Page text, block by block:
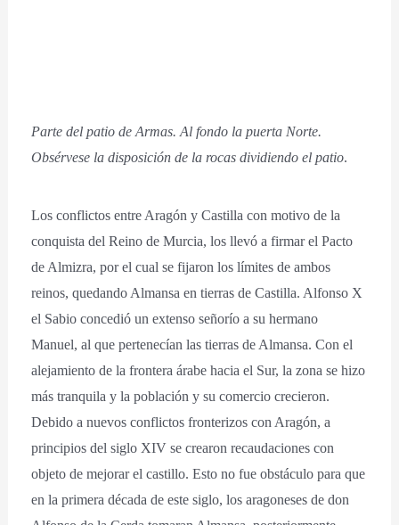
Parte del patio de Armas. Al fondo la puerta Norte.
Obsérvese la disposición de la rocas dividiendo el patio.
Los conflictos entre Aragón y Castilla con motivo de la
conquista del Reino de Murcia, los llevó a firmar el Pacto
de Almizra, por el cual se fijaron los límites de ambos
reinos, quedando Almansa en tierras de Castilla. Alfonso X
el Sabio concedió un extenso señorío a su hermano
Manuel, al que pertenecían las tierras de Almansa. Con el
alejamiento de la frontera árabe hacia el Sur, la zona se hizo
más tranquila y la población y su comercio crecieron.
Debido a nuevos conflictos fronterizos con Aragón, a
principios del siglo XIV se crearon recaudaciones con
objeto de mejorar el castillo. Esto no fue obstáculo para que
en la primera década de este siglo, los aragoneses de don